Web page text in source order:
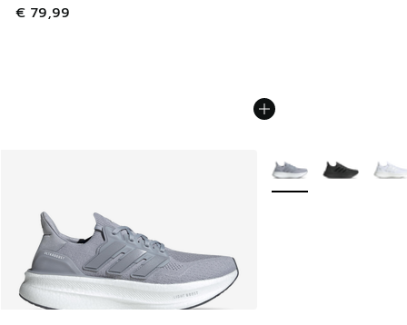
€ 79,99
Meer kleuren